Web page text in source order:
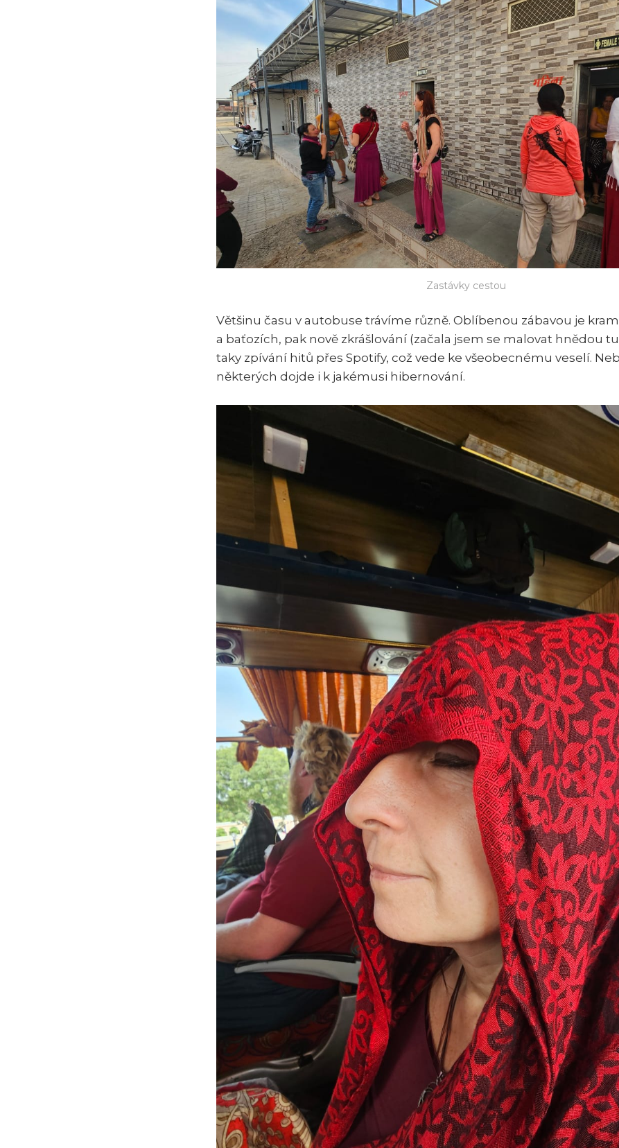
Zastávky cestou
Většinu času v autobuse trávíme různě. Oblíbenou zábavou je
a baťozích, pak nově zkrášlování (začala jsem se malovat hnědou
taky zpívání hitů přes Spotify, což vede ke všeobecnému veselí.
některých dojde i k jakémusi hibernování.